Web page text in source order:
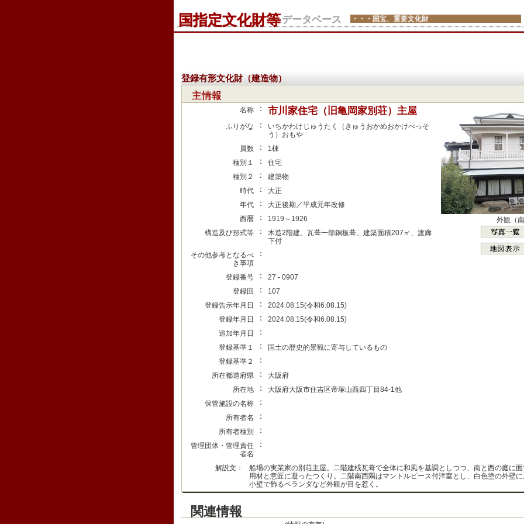
国指定文化財等データベース ・・・国宝、重要文化財
登録有形文化財（建造物）
主情報
名称 ： 市川家住宅（旧亀岡家別荘）主屋
ふりがな ：
いちかわけじゅうたく（きゅうおかめおかけべっそ
う）おもや
員数
：
1棟
種別１
：
住宅
種別２
：
建築物
時代
：
大正
年代
：
大正後期／平成元年改修
西暦
：
1919～1926
構造及び形式等
：
木造2階建、瓦葺一部銅板葺、建築面積207㎡、渡廊
下付
その他参考となるべ
き事項
：
登録番号 ：
27 - 0907
登録回
：
107
登録告示年月日
：
2024.08.15(令和6.08.15)
登録年月日
：
2024.08.15(令和6.08.15)
追加年月日
：
登録基準１ ：
国土の歴史的景観に寄与しているもの
登録基準２
：
所在都道府県 ：
大阪府
所在地
：
大阪府大阪市住吉区帝塚山西四丁目84-1他
保管施設の名称
：
所有者名 ：
所有者種別 ：
管理団体・管理責任
者名
：
外観（
解説文：
船場の実業家の別荘主屋。二階建桟瓦葺で全体に和風を基調としつつ、南と西の庭に
用材と意匠に凝ったつくり。二階南西隅はマントルピース付洋室とし、白色塗の外壁
小壁で飾るベランダなど外観が目を惹く。
関連情報